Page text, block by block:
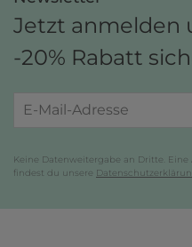
Jetzt anmelden
-20% Rabatt
Keine Datenweitergabe an Dritte.
findest du unsere